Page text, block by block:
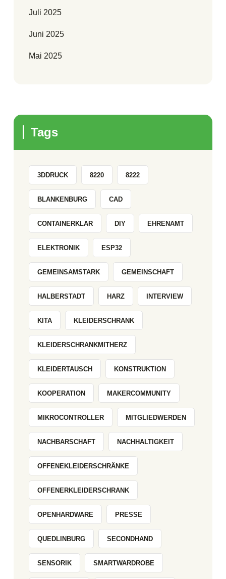
Juli 2025
Juni 2025
Mai 2025
Tags
3DDRUCK 8220 8222
BLANKENBURG CAD
CONTAINERKLAR DIY EHRENAMT
ELEKTRONIK ESP32
GEMEINSAMSTARK GEMEINSCHAFT
HALBERSTADT HARZ INTERVIEW
KITA KLEIDERSCHRANK
KLEIDERSCHRANKMITHERZ
KLEIDERTAUSCH KONSTRUKTION
KOOPERATION MAKERCOMMUNITY
MIKROCONTROLLER MITGLIEDWERDEN
NACHBARSCHAFT NACHHALTIGKEIT
OFFENEKLEIDERSCHRÄNKE
OFFENERKLEIDERSCHRANK
OPENHARDWARE PRESSE
QUEDLINBURG SECONDHAND
SENSORIK SMARTWARDROBE